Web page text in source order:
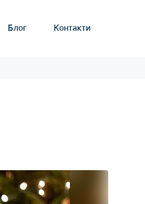
Блог Контакти